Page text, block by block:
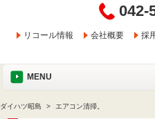
042-
リコール情報 会社概要 採
MENU
ダイハツ昭島 エアコン清掃。